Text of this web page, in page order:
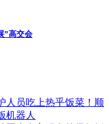
”高交会
人员吃上热乎饭菜！顺
机器人